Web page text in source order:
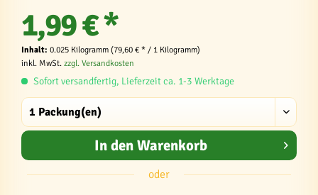
1,99 € *
Inhalt: 0.025 Kilogramm (79,60 € * / 1 Kilogramm)
inkl. MwSt. zzgl. Versandkosten
Sofort versandfertig, Lieferzeit ca. 1-3 Werktage
In den Warenkorb
oder